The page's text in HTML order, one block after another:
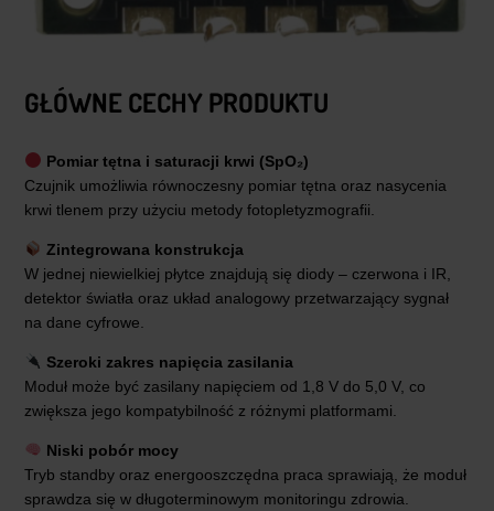
GŁÓWNE CECHY PRODUKTU
Pomiar tętna i saturacji krwi (SpO₂)
Czujnik umożliwia równoczesny pomiar tętna oraz nasycenia
krwi tlenem przy użyciu metody fotopletyzmografii.
Zintegrowana konstrukcja
W jednej niewielkiej płytce znajdują się diody – czerwona i IR,
detektor światła oraz układ analogowy przetwarzający sygnał
na dane cyfrowe.
Szeroki zakres napięcia zasilania
Moduł może być zasilany napięciem od 1,8 V do 5,0 V, co
zwiększa jego kompatybilność z różnymi platformami.
Niski pobór mocy
Tryb standby oraz energooszczędna praca sprawiają, że moduł
sprawdza się w długoterminowym monitoringu zdrowia.